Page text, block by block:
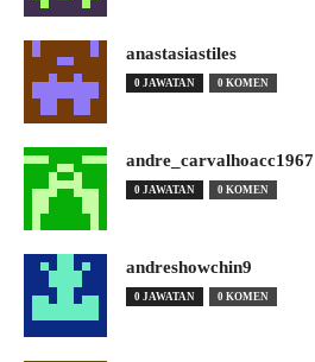
anastasiastiles
0 JAWATAN 0 KOMEN
andre_carvalhoacc1967
0 JAWATAN 0 KOMEN
andreshowchin9
0 JAWATAN 0 KOMEN